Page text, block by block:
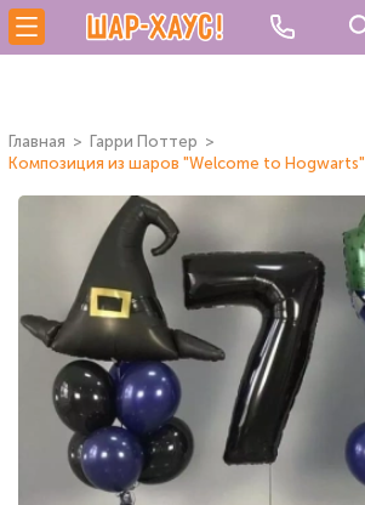
Главная
Гарри Поттер
Композиция из шаров "Welcome to Hogwarts"